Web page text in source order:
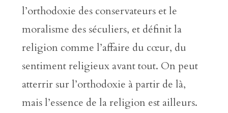
l’orthodoxie des conservateurs et le
moralisme des séculiers, et définit la
religion comme l’affaire du cœur, du
sentiment religieux avant tout. On peut
atterrir sur l’orthodoxie à partir de là,
mais l’essence de la religion est ailleurs.